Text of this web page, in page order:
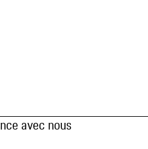
avec nous